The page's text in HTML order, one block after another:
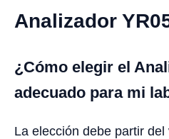
Analizador
¿Cómo elegir el
adecuado para mi
La elección debe partir